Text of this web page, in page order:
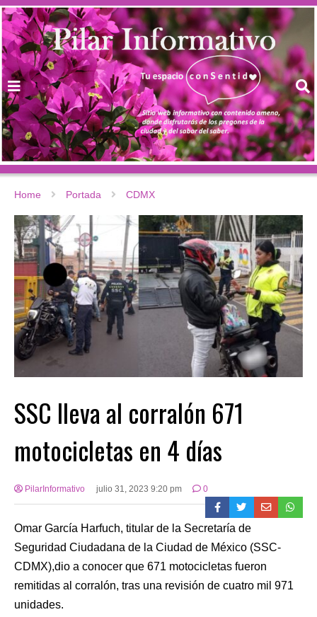
Home Portada CDMX
SSC lleva al corralón 671
motocicletas en 4 días
PilarInformativo julio 31, 2023 9:20 pm 0
Omar García Harfuch, titular de la Secretaría de
Seguridad Ciudadana de la Ciudad de México (SSC-
CDMX),dio a conocer que 671 motocicletas fueron
remitidas al corralón, tras una revisión de cuatro mil 971
unidades.